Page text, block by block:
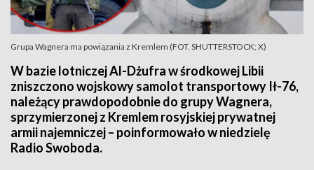
Grupa Wagnera ma powiązania z Kremlem (FOT. SHUTTERSTOCK; X)
W bazie lotniczej Al-Dżufra w środkowej Libii
zniszczono wojskowy samolot transportowy Ił-76,
należący prawdopodobnie do grupy Wagnera,
sprzymierzonej z Kremlem rosyjskiej prywatnej
armii najemniczej – poinformowało w niedzielę
Radio Swoboda.